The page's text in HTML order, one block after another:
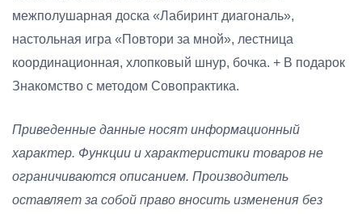
межполушарная доска «Лабиринт диагональ»,
настольная игра «Повтори за мной», лестница
координационная, хлопковый шнур, бочка. + В подарок
Знакомство с методом Совопрактика.
Приведенные данные носят информационный
характер. Функции и характеристики товаров не
ограничиваются описанием. Производитель
оставляет за собой право вносить изменения без